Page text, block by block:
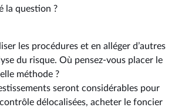
la question ?
les procédures et en alléger d’autres
du risque. Où pensez-vous placer le
méthode ?
seront considérables pour
délocalisées, acheter le foncier